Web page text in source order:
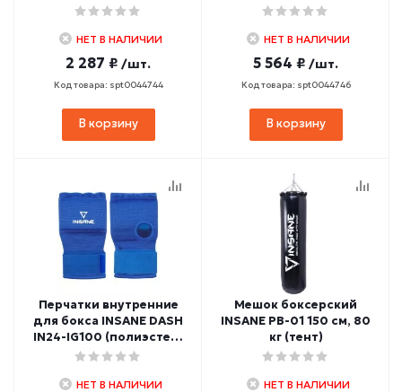
НЕТ В НАЛИЧИИ
2 287 ₽ /шт.
Код товара: spt0044744
В корзину
НЕТ В НАЛИЧИИ
5 564 ₽ /шт.
Код товара: spt0044746
В корзину
Перчатки внутренние
для бокса INSANE DASH
IN24-IG100 (полиэстер/
спандекс) синий
НЕТ В НАЛИЧИИ
Мешок боксерский
INSANE PB-01 150 см, 80
кг (тент)
НЕТ В НАЛИЧИИ